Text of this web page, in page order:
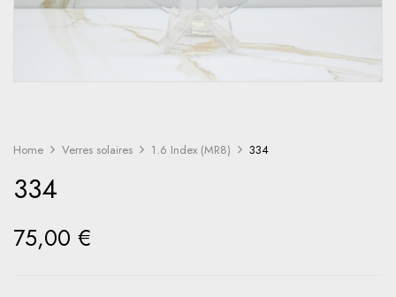
Home Verres solaires 1.6 Index (MR8) 334
334
75,00 €